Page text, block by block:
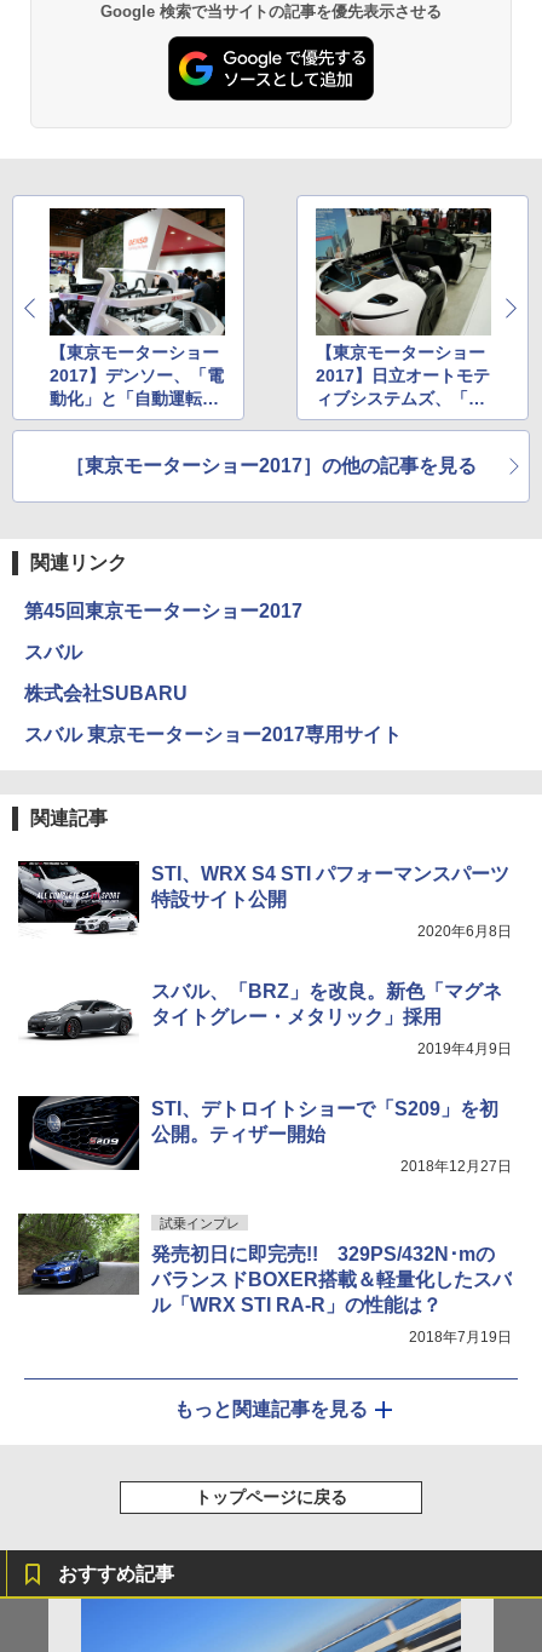
Google 検索で当サイトの記事を優先表示させる
【東京モーターショー
2017】デンソー、「電
動化」と「自動運転」
の2分野へ投資を増や
【東京モーターショー
2017】日立オートモテ
ィブシステムズ、「M
oving Forward! 人・
る未来」をテーマに最
［東京モーターショー2017］の他の記事を見る
関連リンク
第45回東京モーターショー2017
スバル
株式会社SUBARU
スバル 東京モーターショー2017専用サイト
関連記事
STI、WRX S4 STI パフォーマンスパーツ
特設サイト公開
2020年6月8日
スバル、「BRZ」を改良。新色「マグネ
タイトグレー・メタリック」採用
2019年4月9日
STI、デトロイトショーで「S209」を初
公開。ティザー開始
2018年12月27日
試乗インプレ
発売初日に即完売!! 329PS/432N･mの
バランスドBOXER搭載＆軽量化したスバ
ル「WRX STI RA-R」の性能は？
2018年7月19日
もっと関連記事を見る
トップページに戻る
おすすめ記事